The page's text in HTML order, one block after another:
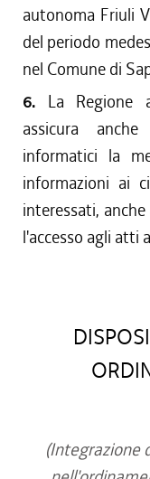
autonoma Friuli
del periodo
nel Comune di
6. La Regione
assicura
informatici la
informazioni ai
interessati,
l'accesso agli atti
(Integrazione